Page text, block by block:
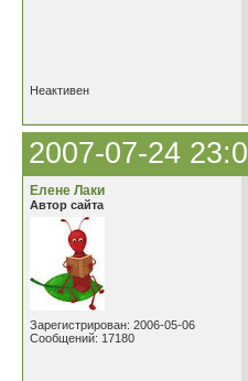
Неактивен
2007-07-24
Елене Лаки
Автор сайта
Зарегистрирован: 2006-05-06
Сообщений: 17180